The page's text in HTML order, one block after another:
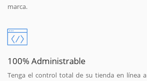
marca.
100% Administrable
Tenga el control total de su tienda en línea